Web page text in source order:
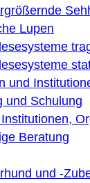
Lupen
und
und Schulung
Beratung
und -